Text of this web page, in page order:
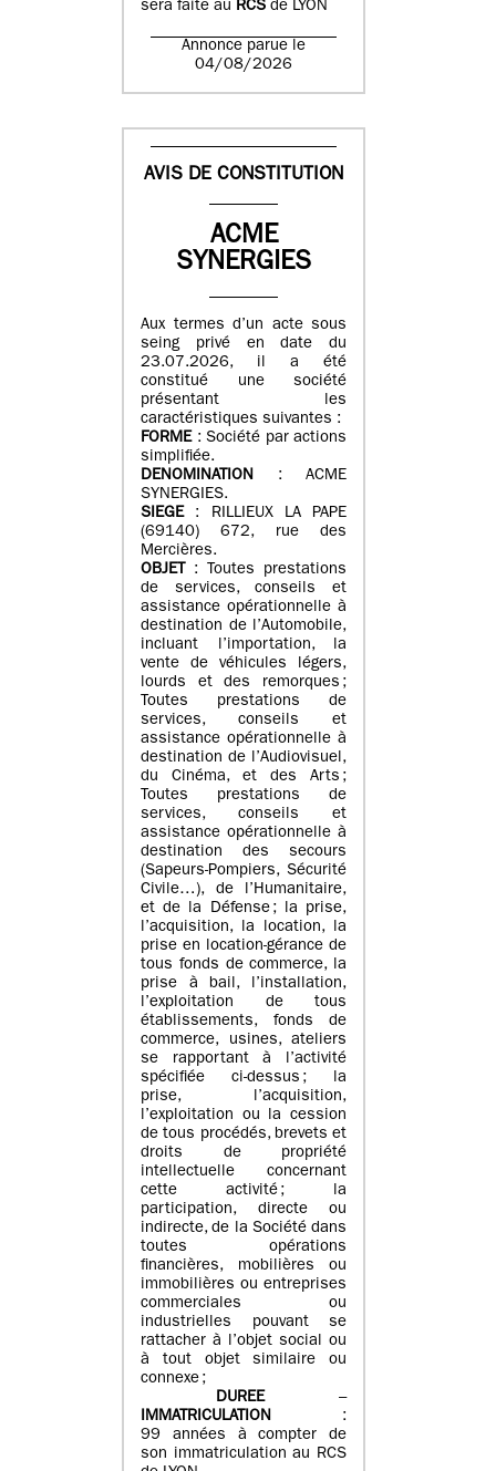
sera faite au RCS de LYON
Annonce parue le
04/08/2026
AVIS DE CONSTITUTION
ACME
SYNERGIES
Aux termes d’un acte sous
seing privé en date du
23.07.2026, il a été
constitué une société
présentant les
caractéristiques suivantes :
FORME: Société par actions
simplifiée.
DENOMINATION : ACME
SYNERGIES.
SIEGE: RILLIEUX LA PAPE
(69140) 672, rue des
Mercières.
OBJET
: Toutes prestations
de services, conseils et
assistance opérationnelle à
destination de l’Automobile,
incluant l’importation, la
vente de véhicules légers,
lourds et des remorques ;
Toutes prestations de
services, conseils et
assistance opérationnelle à
destination de l’Audiovisuel,
du Cinéma, et des Arts ;
Toutes prestations de
services, conseils et
assistance opérationnelle à
destination des secours
(Sapeurs-Pompiers, Sécurité
Civile…), de l’Humanitaire,
et de la Défense ; la prise,
l’acquisition, la location, la
prise en location-gérance de
tous fonds de commerce, la
prise à bail, l’installation,
l’exploitation de tous
établissements, fonds de
commerce, usines, ateliers
se rapportant à l’activité
spécifiée ci-dessus ; la
prise, l’acquisition,
l’exploitation ou la cession
de tous procédés, brevets et
droits de propriété
intellectuelle concernant
cette activité ; la
participation, directe ou
indirecte, de la Société dans
toutes opérations
financières, mobilières ou
immobilières ou entreprises
commerciales ou
industrielles pouvant se
rattacher à l’objet social ou
à tout objet similaire ou
connexe ;
DUREE–
IMMATRICULATION :
99 années à compter de
son immatriculation au RCS